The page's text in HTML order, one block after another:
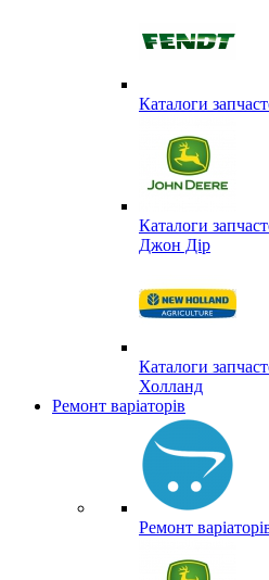
Каталоги
Каталоги
Джон Дір
Каталоги
Холланд
Ремонт варіаторів
Ремонт